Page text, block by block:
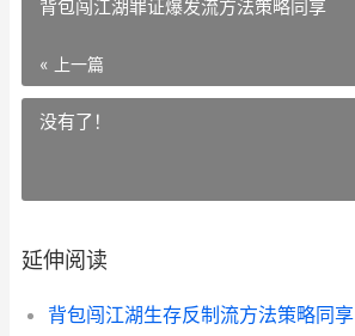
背包闯江湖罪证爆发流方法策略同享
« 上一篇
没有了！
延伸阅读
背包闯江湖生存反制流方法策略同享